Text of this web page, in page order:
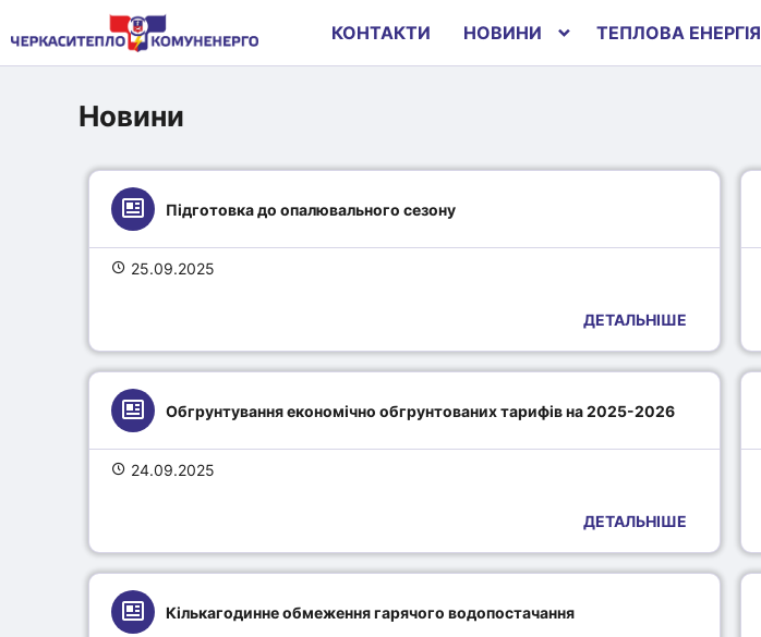
КОНТАКТИ НОВИНИ ТЕПЛОВА ЕНЕРГІЯ
Новини
Підготовка до опалювального сезону
25.09.2025
ДЕТАЛЬНІШЕ
Обгрунтування економічно обгрунтованих тарифів на 2025-2026
24.09.2025
ДЕТАЛЬНІШЕ
Кількагодинне обмеження гарячого водопостачання